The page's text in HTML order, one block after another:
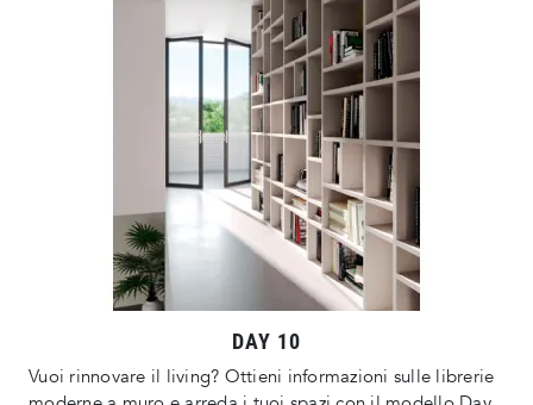
DAY 10
Vuoi rinnovare il living? Ottieni informazioni sulle librerie